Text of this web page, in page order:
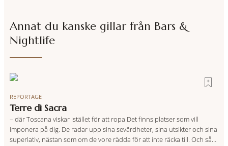
Annat du kanske gillar från Bars &
Nightlife
REPORTAGE
Terre di Sacra
– där Toscana viskar istället för att ropa Det finns platser som vill
imponera på dig. De radar upp sina sevärdheter, sina utsikter och sina
superlativ, nästan som om de vore rädda för att inte räcka till. Och så